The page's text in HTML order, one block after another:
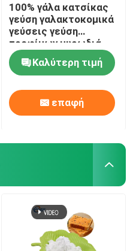
100% γάλα κατσίκας
γεύση γαλακτοκομικά
γεύσεις γεύση
τροφίμων μυρωδιά
Καλύτερη τιμή
επαφή